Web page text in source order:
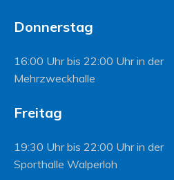
Donnerstag
16:00 Uhr bis 22:00 Uhr in der
Mehrzweckhalle
Freitag
19:30 Uhr bis 22:00 Uhr in der
Sporthalle Walperloh